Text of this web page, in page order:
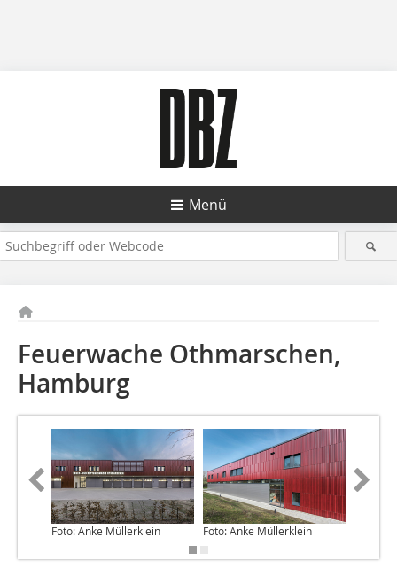
Menü
Feuerwache Othmarschen,
Hamburg
Foto: Anke Müllerklein Foto: Anke Müllerklein